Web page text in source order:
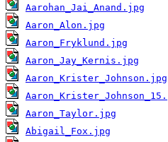
Aarohan_Jai_Anand.jpg
Aaron_Alon.jpg
Aaron_Fryklund.jpg
Aaron_Jay_Kernis.jpg
Aaron_Krister_Johnson.jpg
Aaron_Taylor.jpg
Abigail_Fox.jpg